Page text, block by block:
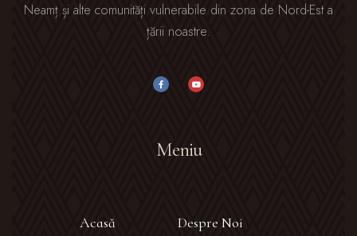
Neamț și alte comunități vulnerabile din zona de Nord-Est a
țării noastre.
Meniu
Acasă
Despre Noi